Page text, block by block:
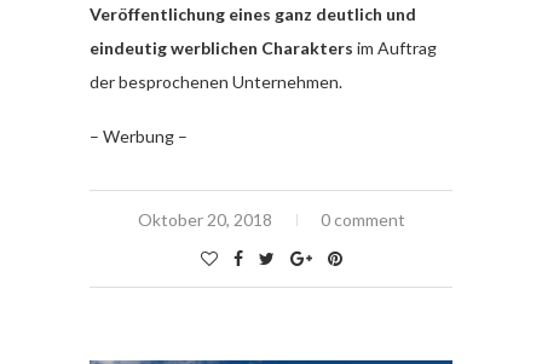
Veröffentlichung eines ganz deutlich und
eindeutig werblichen Charakters im Auftrag
der besprochenen Unternehmen.
– Werbung –
Oktober 20, 2018 0 comment